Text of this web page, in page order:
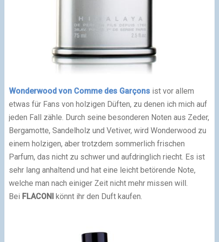
Wonderwood von Comme des Garçonsist vor allem
etwas für Fans von holzigen Düften, zu denen ich mich auf
jeden Fall zähle. Durch seine besonderen Noten aus Zeder,
Bergamotte, Sandelholz und Vetiver, wird Wonderwood zu
einem holzigen, aber trotzdem sommerlich frischen
Parfum, das nicht zu schwer und aufdringlich riecht. Es ist
sehr lang anhaltend und hat eine leicht betörende Note,
welche man nach einiger Zeit nicht mehr missen will.
Bei FLACONIkönnt ihr den Duft kaufen.